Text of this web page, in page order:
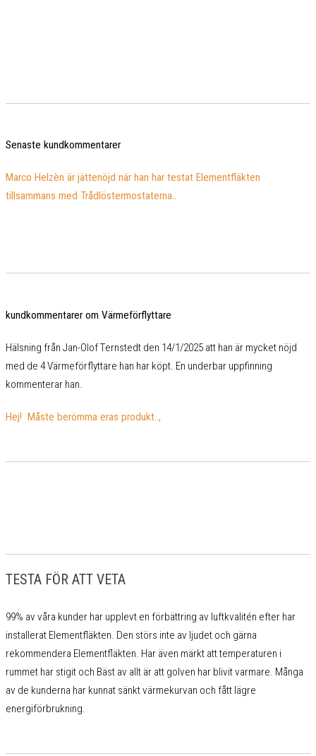
Senaste kundkommentarer
Marco Helzèn är jättenöjd när han har testat Elementfläkten
tillsammans med Trådlöstermostaterna..
kundkommentarer om Värmeförflyttare
Hälsning från Jan-Olof Ternstedt den 14/1/2025 att han är mycket nöjd
med de 4 Värmeförflyttare han har köpt. En underbar uppfinning
kommenterar han.
Hej! Måste berömma eras produkt..,
TESTA FÖR ATT VETA
99% av våra kunder har upplevt en förbättring av luftkvalitén efter har
installerat Elementfläkten. Den störs inte av ljudet och gärna
rekommendera Elementfläkten. Har även märkt att temperaturen i
rummet har stigit och Bäst av allt är att golven har blivit varmare. Många
av de kunderna har kunnat sänkt värmekurvan och fått lägre
energiförbrukning.